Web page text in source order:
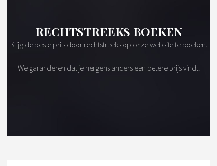
RECHTSTREEKS BOEKEN
Krijg de beste prijs door rechtstreeks op onze website te boeken.
We garanderen dat je nergens anders een betere prijs vindt.